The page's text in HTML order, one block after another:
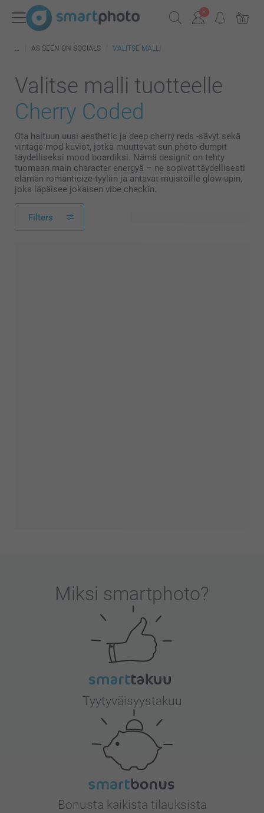
AS SEEN ON SOCIALS VALITSE MALLI
Valitse malli tuotteelle
Cherry Coded
Ota haltuun uusi aesthetic ja deep cherry reds -sävyt sekä
vintage-mod-kuviot, jotka muuttavat sun photo dumpit
täydelliseksi mood boardiksi. Nämä designit on tehty
tuomaan main character energyä – ne sopivat täydellisesti
elämän romanticize-tyyliin ja antavat muistoille glow-upin,
joka läpäisee jokaisen vibe checkin.
Filters
Miksi smartphoto?
Tyytyväisyystakuu
Bonusta kaikista tilauksista